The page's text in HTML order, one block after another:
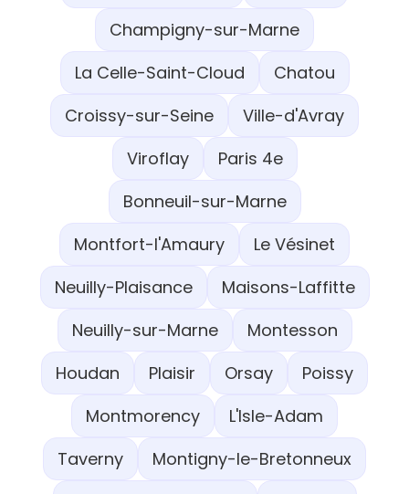
Champigny-sur-Marne
La Celle-Saint-Cloud
Chatou
Croissy-sur-Seine
Ville-d'Avray
Viroflay
Paris 4e
Bonneuil-sur-Marne
Montfort-l'Amaury
Le Vésinet
Neuilly-Plaisance
Maisons-Laffitte
Neuilly-sur-Marne
Montesson
Houdan
Plaisir Orsay
Poissy
Montmorency
L'Isle-Adam
Taverny
Montigny-le-Bretonneux